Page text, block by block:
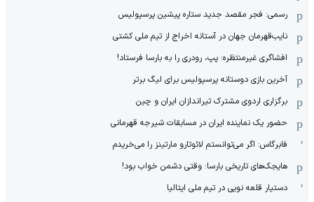
رسمی: فجر مقصد جدید ستاره پیشین پرسپولیس
نایب‌قهرمان جهان در آستانه اخراج از تیم ملی کشتی
افشاگری غیرمنتظره: پپ، رودری را به بارسا فرستاد!
آخرین بازی دوستانه پرسپولیس برای لیگ برتر
برگزاری اردوی مشترک تیراندازان ایران و چین
حضور یک نماینده ایران در مسابقات شیرجه قهرمانی
فابرگاس: اگر می‌توانستم لائوتارو مارتینز را می‌خریدم
هایجک‌های تاریخی بارسا: وقتی دشمن خواب بود!
دستیار قلعه نویی در تیم ملی ایتالیا